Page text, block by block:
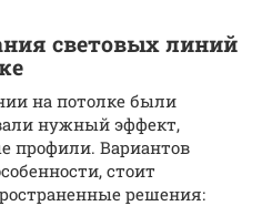
световых линий
на потолке были
нужный эффект,
профили. Вариантов
стоит
решения: